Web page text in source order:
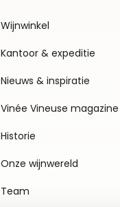
Wijnwinkel
Kantoor & expeditie
Nieuws & inspiratie
Vinée Vineuse magazine
Historie
Onze wijnwereld
Team